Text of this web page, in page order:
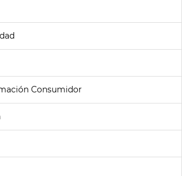
Consumidor